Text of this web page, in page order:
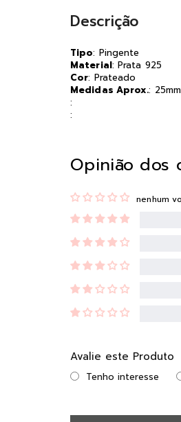
Descrição
Tipo: Pingente
Material: Prata 925
Cor: Prateado
Medidas Aprox.:
:
:
Opinião dos
nenhum
Avalie este Produto
Tenho interesse